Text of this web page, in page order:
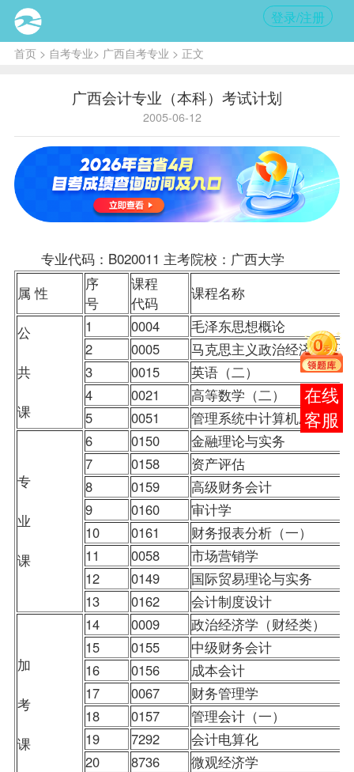
登录/注册
首页> 自考专业> 广西自考专业 > 正文
广西会计专业（本科）考试计划
2005-06-12
专业代码：B020011 主考院校：广西大学
属 性
序
号
课程
代码
课程名称
公
共
课
1 0004
毛泽东思想概论
2
0005
马克思主义政治经济学原理
3
0015
英语（二）
4
0021
高等数学（二）
5
0051 管理系统中计算机应用
专
业
课
6 0150
金融理论与实务
7
0158
资产评估
8
0159
高级财务会计
9
0160
审计学
10
0161
财务报表分析（一）
11
0058
市场营销学
12
0149
国际贸易理论与实务
13
0162 会计制度设计
加
考
课
14 0009
政治经济学（财经类）
15
0155
中级财务会计
16
0156
成本会计
17
0067
财务管理学
18
0157
管理会计（一）
19
7292
会计电算化
20
8736
微观经济学
在线
客服